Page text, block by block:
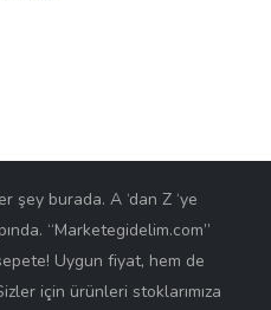
şey burada. A ‘dan Z ‘ye
“Marketegidelim.com”
Uygun fiyat, hem de
için ürünleri stoklarımıza